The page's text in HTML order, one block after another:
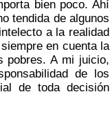
bien poco. Ahí
tendida de algunos
a la realidad
en cuenta la
pobres. A mi juicio,
de los
de toda decisión